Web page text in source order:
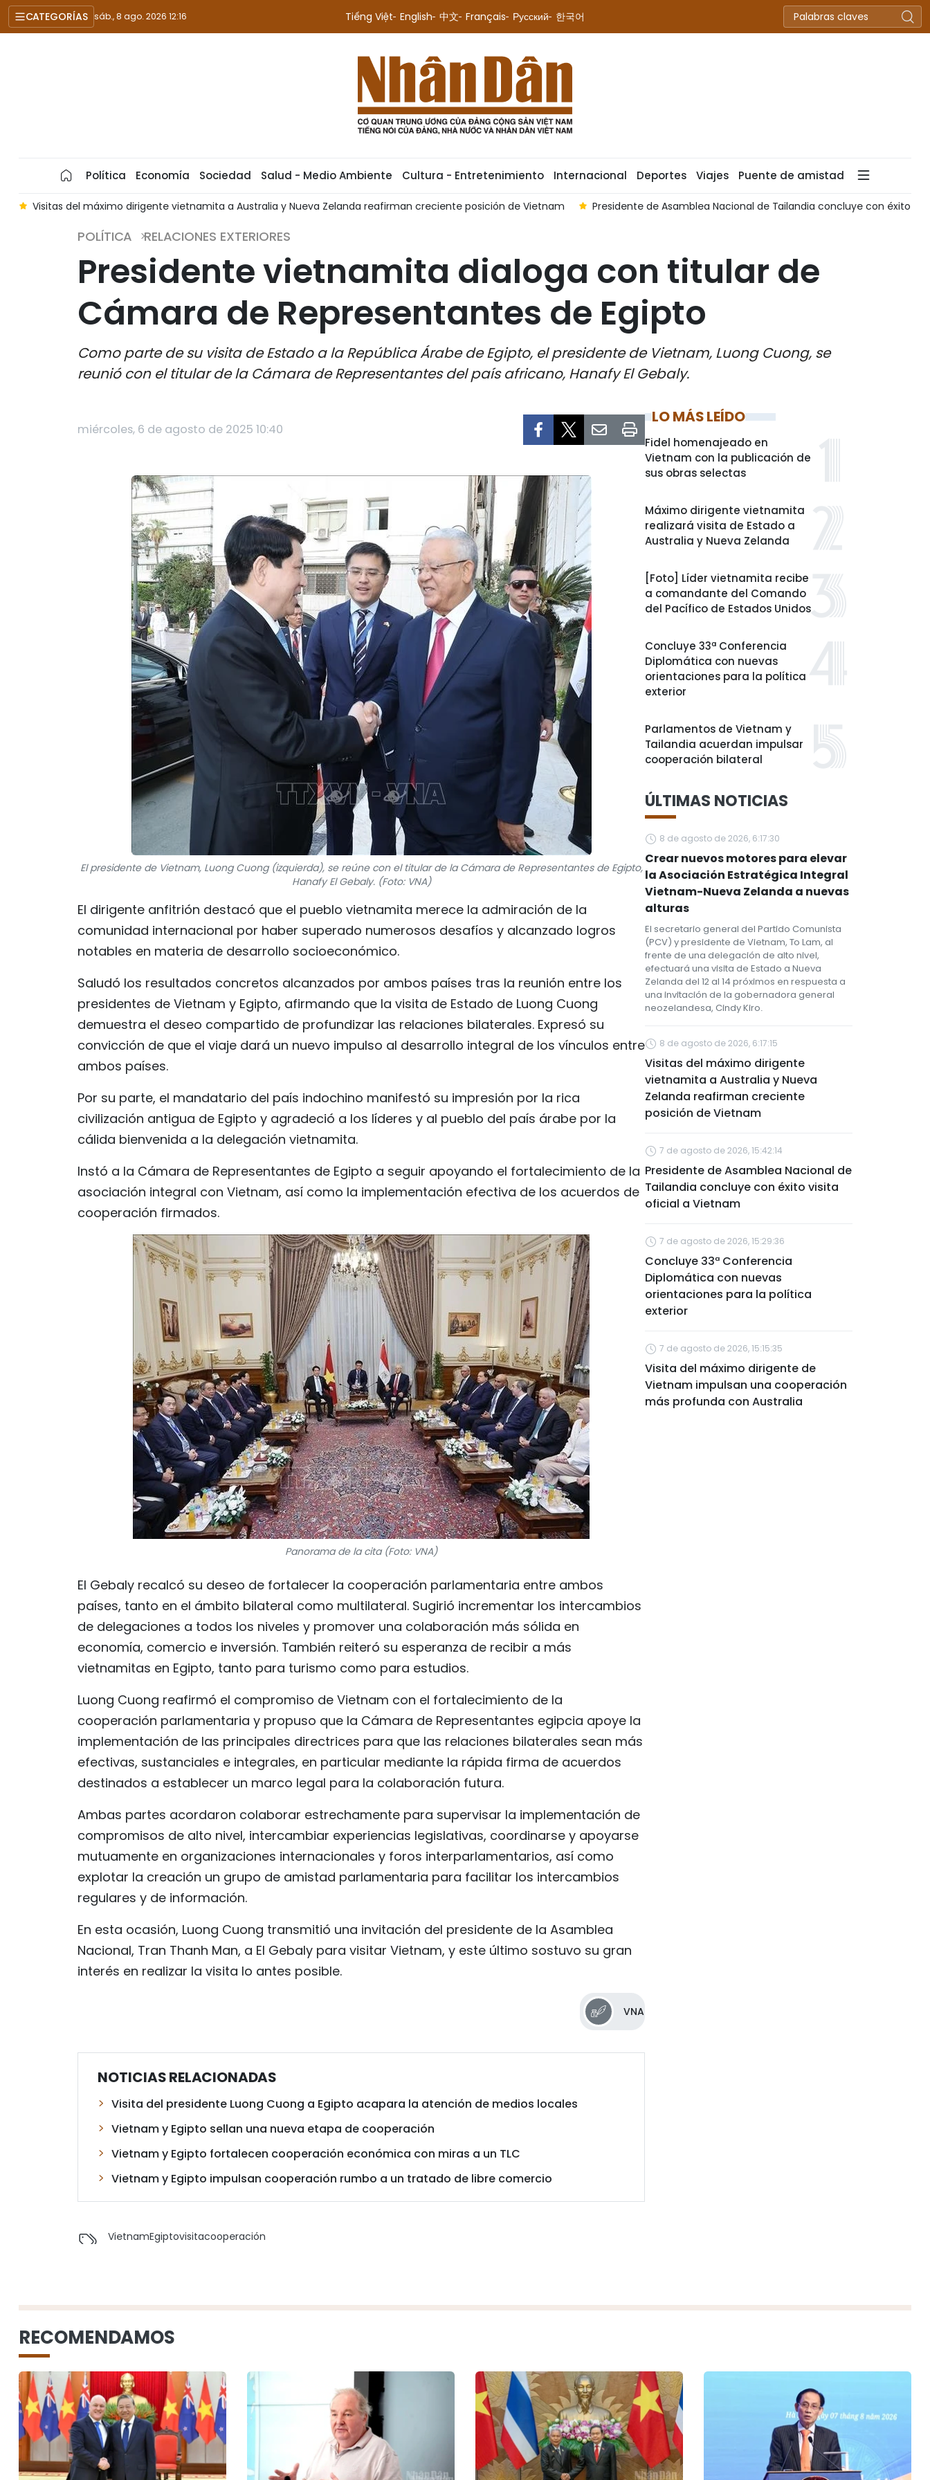
CATEGORÍAS sáb., 8 ago. 2026 12:16 Tiếng Việt English 中文 Français Русский 한국어
Política Economía Sociedad Salud - Medio Ambiente Cultura - Entretenimiento Internacional Deportes Viajes Puente de amistad
Visitas del máximo dirigente vietnamita a Australia y Nueva Zelanda reafirman creciente posición de Vietnam Presidente de Asamblea Nacional de Tailandia concluye con éxito
POLÍTICA RELACIONES EXTERIORES
Presidente vietnamita dialoga con titular de
Cámara de Representantes de Egipto
Como parte de su visita de Estado a la República Árabe de Egipto, el presidente de Vietnam, Luong Cuong, se
reunió con el titular de la Cámara de Representantes del país africano, Hanafy El Gebaly.
miércoles, 6 de agosto de 2025 10:40
El presidente de Vietnam, Luong Cuong (izquierda), se reúne con el titular de la Cámara de Representantes de Egipto,
Hanafy El Gebaly. (Foto: VNA)
El dirigente anfitrión destacó que el pueblo vietnamita merece la admiración de la
comunidad internacional por haber superado numerosos desafíos y alcanzado logros
notables en materia de desarrollo socioeconómico.
Saludó los resultados concretos alcanzados por ambos países tras la reunión entre los
presidentes de Vietnam y Egipto, afirmando que la visita de Estado de Luong Cuong
demuestra el deseo compartido de profundizar las relaciones bilaterales. Expresó su
convicción de que el viaje dará un nuevo impulso al desarrollo integral de los vínculos entre
ambos países.
Por su parte, el mandatario del país indochino manifestó su impresión por la rica
civilización antigua de Egipto y agradeció a los líderes y al pueblo del país árabe por la
cálida bienvenida a la delegación vietnamita.
Instó a la Cámara de Representantes de Egipto a seguir apoyando el fortalecimiento de la
asociación integral con Vietnam, así como la implementación efectiva de los acuerdos de
cooperación firmados.
Panorama de la cita (Foto: VNA)
El Gebaly recalcó su deseo de fortalecer la cooperación parlamentaria entre ambos
países, tanto en el ámbito bilateral como multilateral. Sugirió incrementar los intercambios
de delegaciones a todos los niveles y promover una colaboración más sólida en
economía, comercio e inversión. También reiteró su esperanza de recibir a más
vietnamitas en Egipto, tanto para turismo como para estudios.
Luong Cuong reafirmó el compromiso de Vietnam con el fortalecimiento de la
cooperación parlamentaria y propuso que la Cámara de Representantes egipcia apoye la
implementación de las principales directrices para que las relaciones bilaterales sean más
efectivas, sustanciales e integrales, en particular mediante la rápida firma de acuerdos
destinados a establecer un marco legal para la colaboración futura.
Ambas partes acordaron colaborar estrechamente para supervisar la implementación de
compromisos de alto nivel, intercambiar experiencias legislativas, coordinarse y apoyarse
mutuamente en organizaciones internacionales y foros interparlamentarios, así como
explotar la creación un grupo de amistad parlamentaria para facilitar los intercambios
regulares y de información.
En esta ocasión, Luong Cuong transmitió una invitación del presidente de la Asamblea
Nacional, Tran Thanh Man, a El Gebaly para visitar Vietnam, y este último sostuvo su gran
interés en realizar la visita lo antes posible.
VNA
NOTICIAS RELACIONADAS
Visita del presidente Luong Cuong a Egipto acapara la atención de medios locales
Vietnam y Egipto sellan una nueva etapa de cooperación
Vietnam y Egipto fortalecen cooperación económica con miras a un TLC
Vietnam y Egipto impulsan cooperación rumbo a un tratado de libre comercio
VietnamEgiptovisitacooperación
LO MÁS LEÍDO
Fidel homenajeado en
Vietnam con la publicación de
sus obras selectas
Máximo dirigente vietnamita
realizará visita de Estado a
Australia y Nueva Zelanda
[Foto] Líder vietnamita recibe
a comandante del Comando
del Pacífico de Estados Unidos
Concluye 33ª Conferencia
Diplomática con nuevas
orientaciones para la política
exterior
Parlamentos de Vietnam y
Tailandia acuerdan impulsar
cooperación bilateral
ÚLTIMAS NOTICIAS
8 de agosto de 2026, 6:17:30
Crear nuevos motores para elevar
la Asociación Estratégica Integral
Vietnam-Nueva Zelanda a nuevas
alturas
El secretario general del Partido Comunista
(PCV) y presidente de Vietnam, To Lam, al
frente de una delegación de alto nivel,
efectuará una visita de Estado a Nueva
Zelanda del 12 al 14 próximos en respuesta a
una invitación de la gobernadora general
neozelandesa, Cindy Kiro.
8 de agosto de 2026, 6:17:15
Visitas del máximo dirigente
vietnamita a Australia y Nueva
Zelanda reafirman creciente
posición de Vietnam
7 de agosto de 2026, 15:42:14
Presidente de Asamblea Nacional de
Tailandia concluye con éxito visita
oficial a Vietnam
7 de agosto de 2026, 15:29:36
Concluye 33ª Conferencia
Diplomática con nuevas
orientaciones para la política
exterior
7 de agosto de 2026, 15:15:35
Visita del máximo dirigente de
Vietnam impulsan una cooperación
más profunda con Australia
RECOMENDAMOS